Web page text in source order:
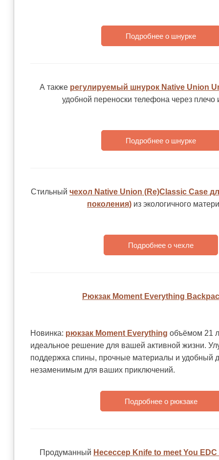
Подробнее о шнурке
А также регулируемый шнурок Native Union
удобной переноски телефона через
Подробнее о шнурке
Стильный чехол Native Union (Re)Classic Case
поколения) из экологичного
Подробнее о чехле
Рюкзак Moment Everything
Новинка: рюкзак Moment Everything объёмом 21
идеальное решение для вашей активной жизни.
поддержка спины, прочные материалы и удобный
незаменимым для ваших приключений.
Подробнее о рюкзаке
Продуманный Несессер Knife to meet You